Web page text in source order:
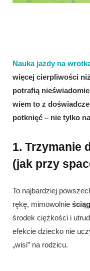
Nauka jazdy na
więcej cierpliwości
potrafią
wiem to z
potknięć – nie tylko
1. Trzymanie
(jak przy
To najbardziej
rękę, mimowolnie
środek ciężkości i
efekcie dziecko nie
„wisi” na rodzicu.